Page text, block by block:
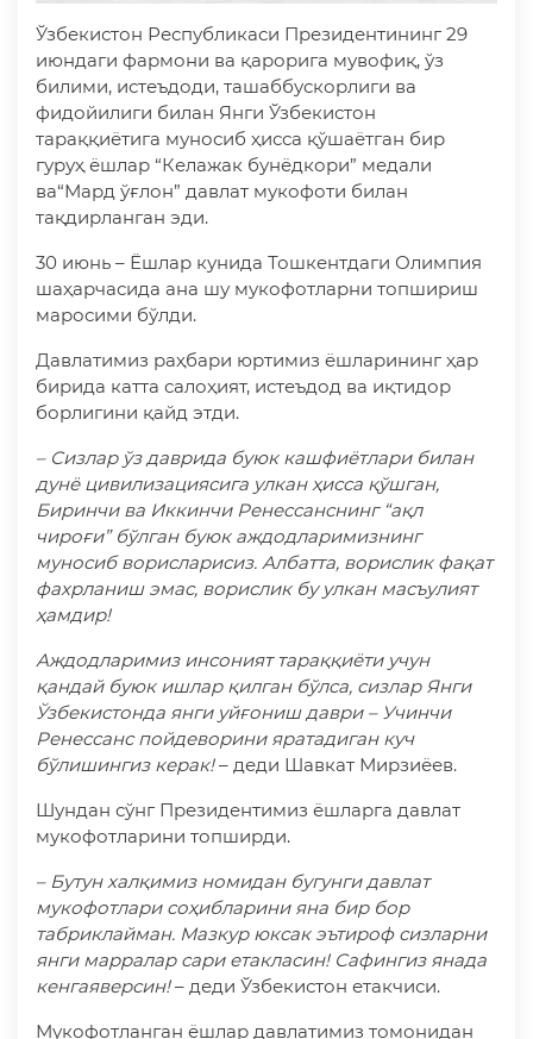
Ўзбекистон Республикаси Президентининг 29
июндаги фармони ва қарорига мувофиқ, ўз
билими, истеъдоди, ташаббускорлиги ва
фидойилиги билан Янги Ўзбекистон
тараққиётига муносиб ҳисса қўшаётган бир
гуруҳ ёшлар “Келажак бунёдкори” медали
ва“Мард ўғлон” давлат мукофоти билан
тақдирланган эди.
30 июнь – Ёшлар кунида Тошкентдаги Олимпия
шаҳарчасида ана шу мукофотларни топшириш
маросими бўлди.
Давлатимиз раҳбари юртимиз ёшларининг ҳар
бирида катта салоҳият, истеъдод ва иқтидор
борлигини қайд этди.
– Сизлар ўз даврида буюк кашфиётлари билан
дунё цивилизациясига улкан ҳисса қўшган,
Биринчи ва Иккинчи Ренессанснинг “ақл
чироғи” бўлган буюк аждодларимизнинг
муносиб ворисларисиз. Албатта, ворислик фақат
фахрланиш эмас, ворислик бу улкан масъулият
ҳамдир!
Аждодларимиз инсоният тараққиёти учун
қандай буюк ишлар қилган бўлса, сизлар Янги
Ўзбекистонда янги уйғониш даври – Учинчи
Ренессанс пойдеворини яратадиган куч
бўлишингиз керак!– деди Шавкат Мирзиёев.
Шундан сўнг Президентимиз ёшларга давлат
мукофотларини топширди.
– Бутун халқимиз номидан бугунги давлат
мукофотлари соҳибларини яна бир бор
табриклайман. Мазкур юксак эътироф сизларни
янги марралар сари етакласин! Сафингиз янада
кенгаяверсин!– деди Ўзбекистон етакчиси.
Мукофотланган ёшлар давлатимиз томонидан